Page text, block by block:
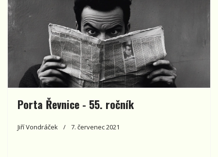
Porta Řevnice - 55. ročník
Jiří Vondráček 7. červenec 2021